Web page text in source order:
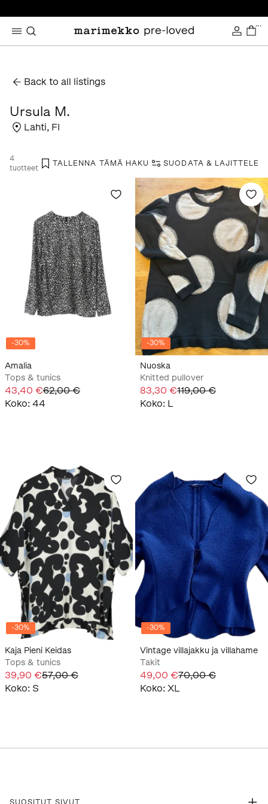
...
Back to all listings
Ursula M.
Lahti, FI
4
tuotteet
TALLENNA TÄMÄ HAKU SUODATA & LAJITTELE
-30%
Amalia
Tops & tunics
43,40 €62,00 €
Koko: 44
-30%
Nuoska
Knitted pullover
83,30 €119,00 €
Koko: L
-30%
Kaja Pieni Keidas
Tops & tunics
39,90 €57,00 €
Koko: S
-30%
Vintage villajakku ja villahame
Takit
49,00 €70,00 €
Koko: XL
SUOSITUT SIVUT